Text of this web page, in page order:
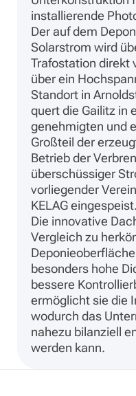
installierende
Der auf dem
Solarstrom wird
Trafostation direkt
über ein
Standort in
quert die Gailitz in
genehmigten und
Großteil der
Betrieb der
überschüssiger
vorliegender
KELAG eingespeist.
Die innovative
Vergleich zu
besonders hohe
bessere
ermöglicht sie die
wodurch das
nahezu bilanziell
werden kann.